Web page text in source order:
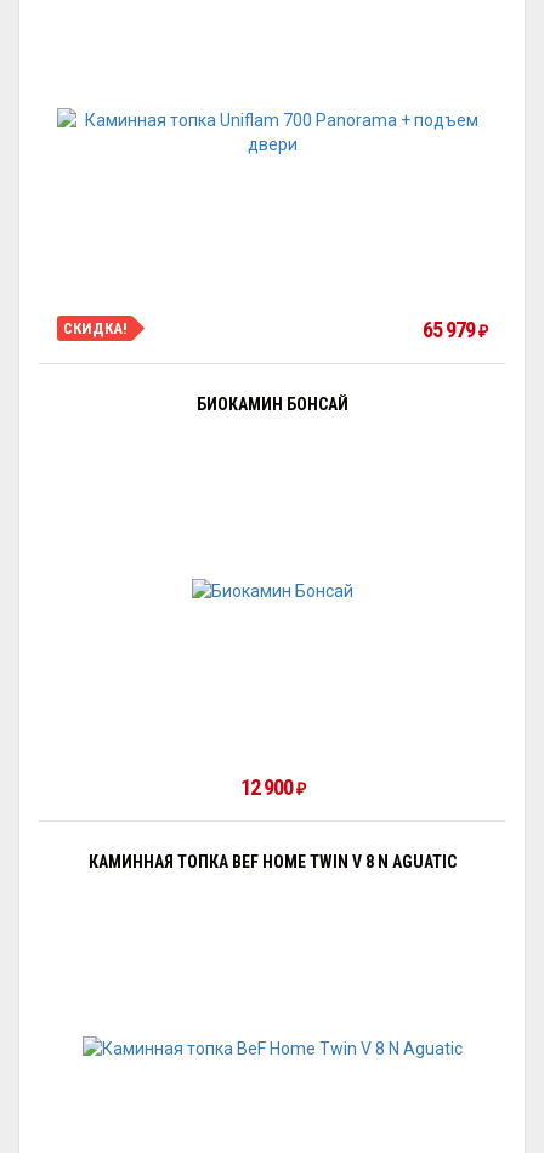
СКИДКА! 65 979 ₽
БИОКАМИН БОНСАЙ
12 900 ₽
КАМИННАЯ ТОПКА BEF HOME TWIN V 8 N AGUATIC